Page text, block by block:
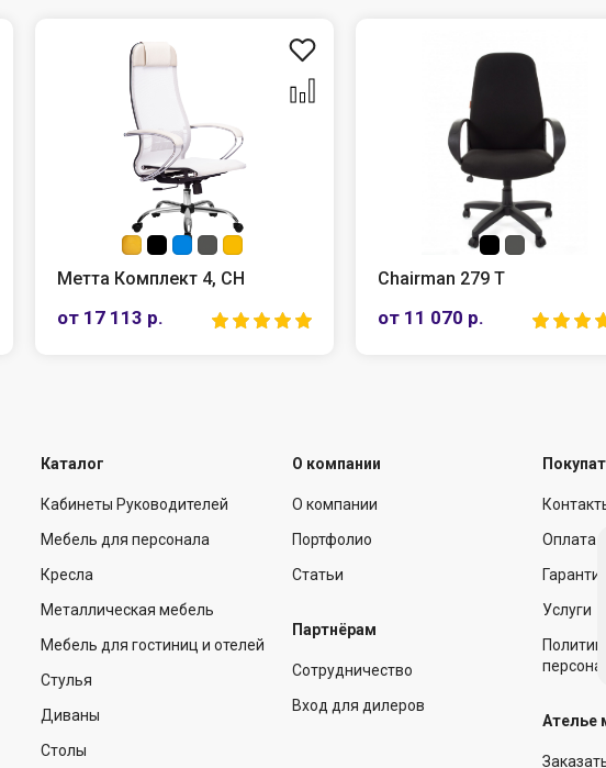
Метта Комплект 4, СН
от 17 113 р.
Chairman 279 T
от 11 070 р.
Каталог
Кабинеты Руководителей
Мебель для персонала
Кресла
Металлическая мебель
Мебель для гостиниц и отелей
Стулья
Диваны
Столы
О компании
О компании
Портфолио
Статьи
Партнёрам
Сотрудничество
Вход для дилеров
Оплата
Услуги
Ателье